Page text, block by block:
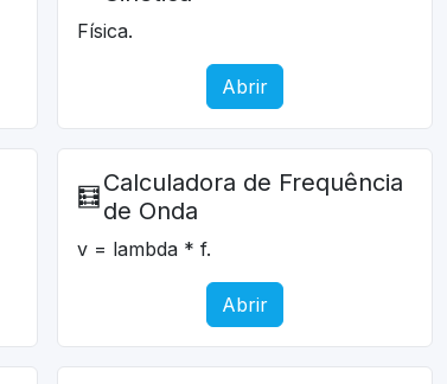
Física.
Abrir
🧮 Calculadora de Frequência
de Onda
v = lambda * f.
Abrir